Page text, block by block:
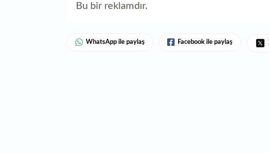
Bu bir reklamdır.
WhatsApp ile paylaş Facebook ile paylaş